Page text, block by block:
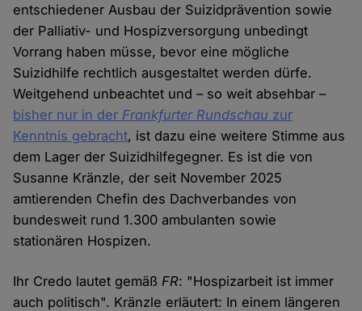
entschiedener Ausbau der Suizidprävention sowie
der Palliativ- und Hospizversorgung unbedingt
Vorrang haben müsse, bevor eine mögliche
Suizidhilfe rechtlich ausgestaltet werden dürfe.
Weitgehend unbeachtet und – so weit absehbar –
bisher nur in der Frankfurter Rundschau zur
Kenntnis gebracht, ist dazu eine weitere Stimme aus
dem Lager der Suizidhilfegegner. Es ist die von
Susanne Kränzle, der seit November 2025
amtierenden Chefin des Dachverbandes von
bundesweit rund 1.300 ambulanten sowie
stationären Hospizen.
Ihr Credo lautet gemäß FR: "Hospizarbeit ist immer
auch politisch". Kränzle erläutert: In einem längeren